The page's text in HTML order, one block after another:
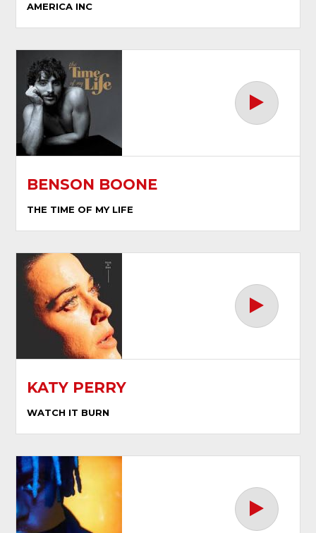
AMERICA INC
BENSON BOONE
THE TIME OF MY LIFE
KATY PERRY
WATCH IT BURN